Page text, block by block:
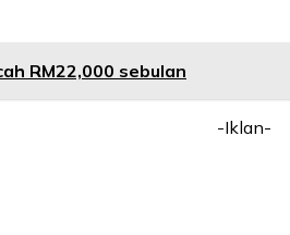
RM22,000 sebulan
-Iklan-